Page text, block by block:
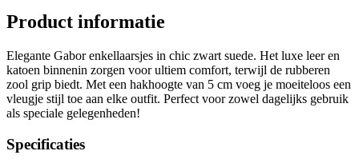
Product informatie
Elegante Gabor enkellaarsjes in chic zwart suede. Het luxe leer en
katoen binnenin zorgen voor ultiem comfort, terwijl de rubberen
zool grip biedt. Met een hakhoogte van 5 cm voeg je moeiteloos een
vleugje stijl toe aan elke outfit. Perfect voor zowel dagelijks gebruik
als speciale gelegenheden!
Specificaties